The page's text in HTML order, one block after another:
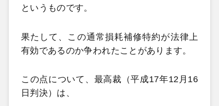
というものです。
果たして、この通常損耗補修特約が法律上
有効であるのか争われたことがあります。
この点について、最高裁（平成17年12月16
日判決）は、